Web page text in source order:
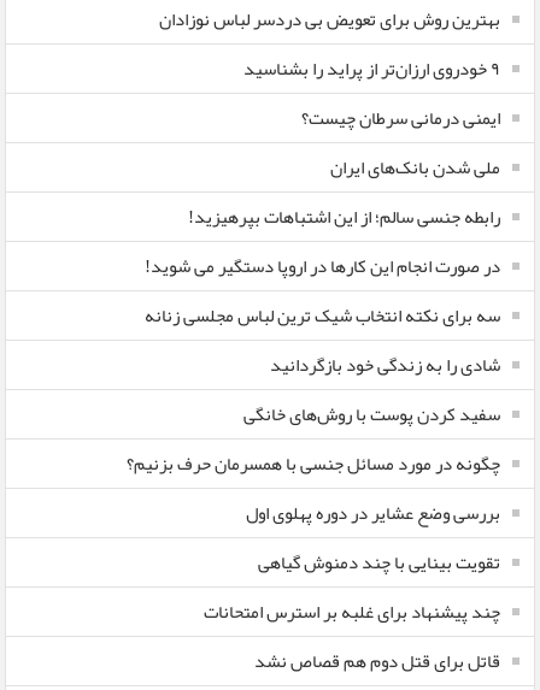
بهترین روش برای تعویض بی دردسر لباس نوزادان
٩ خودروی ارزان‌تر از پراید را بشناسید
ایمنی درمانی سرطان چیست؟
ملی شدن بانک‌های ایران
رابطه جنسی سالم؛ از این اشتباهات بپرهیزید!
در صورت انجام این کارها در اروپا دستگیر می شوید!
سه برای نکته انتخاب شیک ترین لباس مجلسی زنانه
شادی را به زندگی خود بازگردانید
سفید کردن پوست با روش‌های خانگی
چگونه در مورد مسائل جنسی با همسرمان حرف بزنیم؟
بررسی وضع عشایر در دوره پهلوی اول
تقویت بینایی با چند دمنوش گیاهی
چند پیشنهاد برای غلبه بر استرس امتحانات
قاتل برای قتل دوم هم قصاص نشد